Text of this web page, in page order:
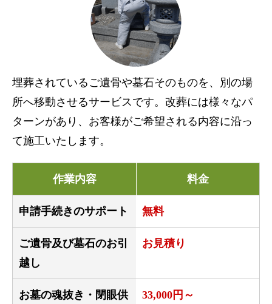
埋葬されているご遺骨や墓石そのものを、別の場
所へ移動させるサービスです。改葬には様々なパ
ターンがあり、お客様がご希望される内容に沿っ
て施工いたします。
作業内容 料金
申請手続きのサポート 無料
ご遺骨及び墓石のお引
越し
お見積り
お墓の魂抜き・閉眼供
33,000円～